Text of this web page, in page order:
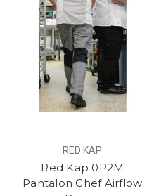
RED KAP
Red Kap 0P2M
Pantalon Chef Airflow